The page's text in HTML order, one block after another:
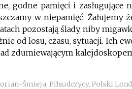
godne pamięci i zasługujące
w niepamięć. Żałujemy
pozostają ślady, niby
od losu, czasu, sytuacji. Ich
zdumiewającym
Śmieja, Piłsudczycy, Polski